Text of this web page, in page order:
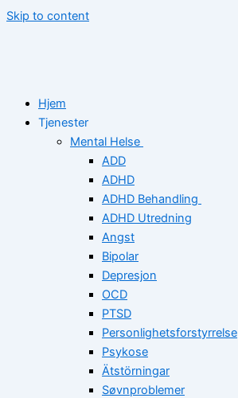
Skip to content
Hjem
Tjenester
Mental Helse
ADD
ADHD
ADHD Behandling
ADHD Utredning
Angst
Bipolar
Depresjon
OCD
PTSD
Personlighetsforstyrrelse
Psykose
Ätstörningar
Søvnproblemer